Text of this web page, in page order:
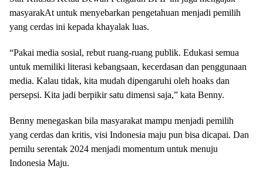
masyarakAt untuk menyebarkan pengetahuan menjadi pemilih
yang cerdas ini kepada khayalak luas.
“Pakai media sosial, rebut ruang-ruang publik. Edukasi semua
untuk memiliki literasi kebangsaan, kecerdasan dan penggunaan
media. Kalau tidak, kita mudah dipengaruhi oleh hoaks dan
persepsi. Kita jadi berpikir satu dimensi saja,” kata Benny.
Benny menegaskan bila masyarakat mampu menjadi pemilih
yang cerdas dan kritis, visi Indonesia maju pun bisa dicapai. Dan
pemilu serentak 2024 menjadi momentum untuk menuju
Indonesia Maju.